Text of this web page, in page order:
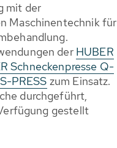
mit der
Maschinentechnik für
der HUBER
Schneckenpresse Q-
PRESS zum Einsatz.
durchgeführt,
gestellt